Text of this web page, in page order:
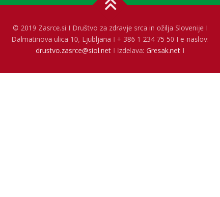
© 2019 Zasrce.si I Društvo za zdravje srca in ožilja Slovenije I
Dalmatinova ulica 10, Ljubljana I + 386 1 234 75 50 I e-naslov:
drustvo.zasrce@siol.net I Izdelava: Gresak.net I